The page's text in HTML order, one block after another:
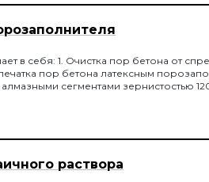
в себя: 1. Очистка пор бетона от
пор бетона латексным
сегментами зернистостью
раствора